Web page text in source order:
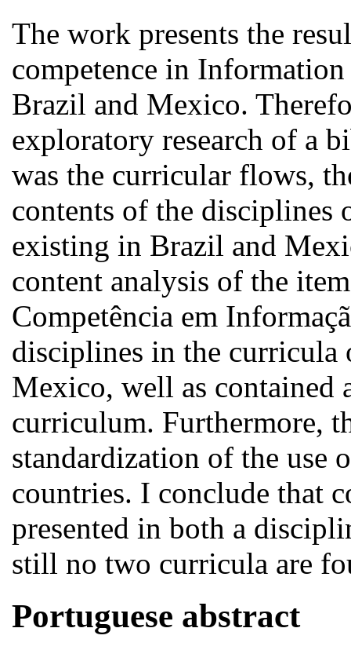
The work presents the
competence in
Brazil and Mexico.
exploratory research of a
was the curricular flows,
contents of the disciplines
existing in Brazil and
content analysis of the
Competência em
disciplines in the curricula
Mexico, well as contained
curriculum. Furthermore,
standardization of the use
countries. I conclude that
presented in both a
still no two curricula are
Portuguese abstract